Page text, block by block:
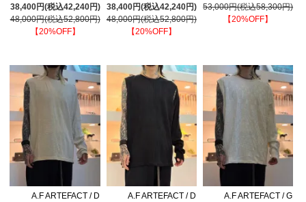
38,400円(税込42,240円)
48,000円(税込52,800円)
【20%OFF】
38,400円(税込42,240円)
48,000円(税込52,800円)
【20%OFF】
53,000円(税込58,300円)
【20%OFF】
A.F ARTEFACT / D
A.F ARTEFACT / D
A.F ARTEFACT / G